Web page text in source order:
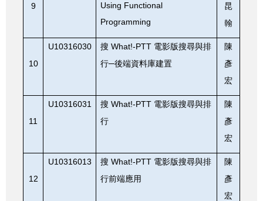
9
Using Functional
Programming
昆
翰
10
U10316030 搜 What!-PTT 電影版搜尋與排
行─後端資料庫建置
陳
彥
宏
11
U10316031 搜 What!-PTT 電影版搜尋與排
行
陳
彥
宏
12
U10316013 搜 What!-PTT 電影版搜尋與排
行前端應用
陳
彥
宏